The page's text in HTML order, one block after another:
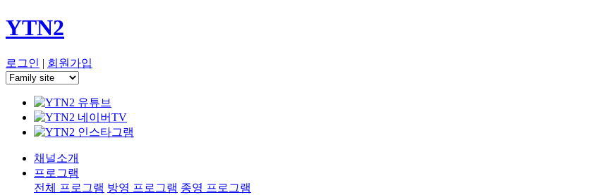
YTN2
로그인 | 회원가입
채널소개
프로그램
전체 프로그램 방영 프로그램 종영 프로그램